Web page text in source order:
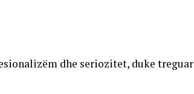
dhe seriozitet, duke treguar